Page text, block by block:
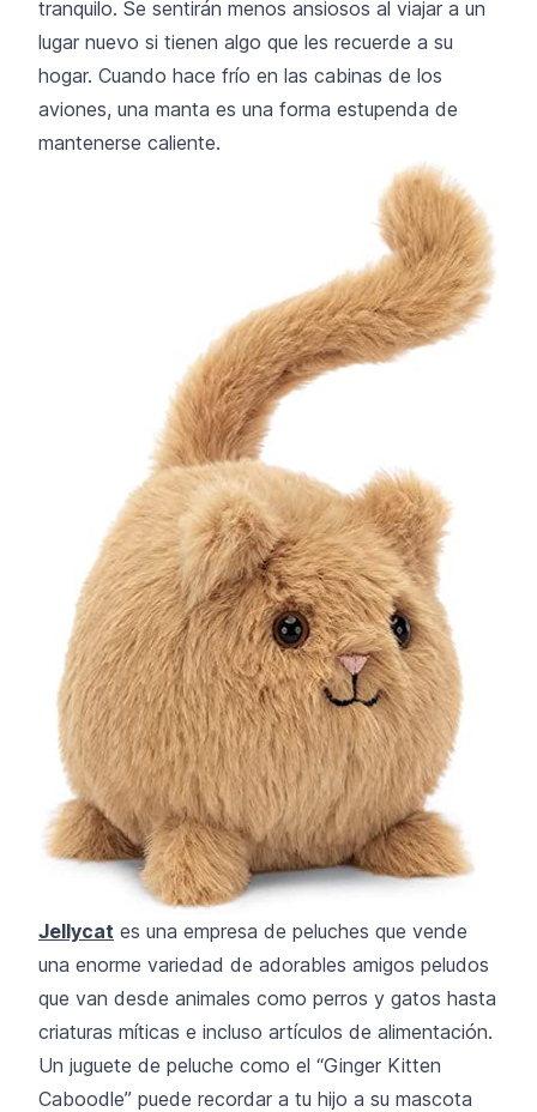
tranquilo. Se sentirán menos ansiosos al viajar a un
lugar nuevo si tienen algo que les recuerde a su
hogar. Cuando hace frío en las cabinas de los
aviones, una manta es una forma estupenda de
mantenerse caliente.
Jellycat es una empresa de peluches que vende
una enorme variedad de adorables amigos peludos
que van desde animales como perros y gatos hasta
criaturas míticas e incluso artículos de alimentación.
Un juguete de peluche como el “Ginger Kitten
Caboodle” puede recordar a tu hijo a su mascota